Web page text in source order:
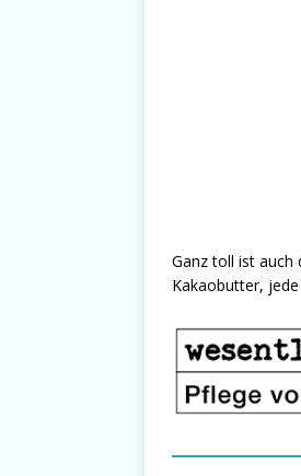
Ganz toll ist auch
Kakaobutter,